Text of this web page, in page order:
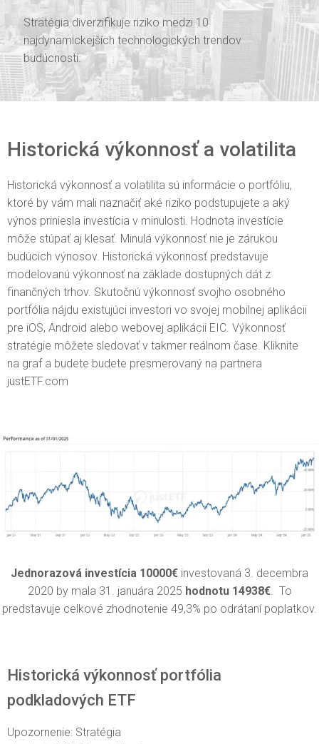
Stratégia diverzifikuje riziko medzi 10
najdynamickejších technologických trendov
budúcnosti.
Historická výkonnosť a volatilita
Historická výkonnosť a volatilita sú informácie o portfóliu,
ktoré by vám mali naznačiť aké riziko podstupujete a aký
výnos priniesla investícia v minulosti. Hodnota investície
môže stúpať aj klesať. Minulá výkonnosť nie je zárukou
budúcich výnosov. Historická výkonnosť predstavuje
modelovanú výkonnosť na základe dostupných dát z
finančných trhov. Skutočnú výkonnosť svojho osobného
portfólia nájdu existujúci investori vo svojej mobilnej aplikácii
pre iOS, Android alebo webovej aplikácii EIC. Výkonnosť
stratégie môžete sledovať v takmer reálnom čase. Kliknite
na graf a budete budete presmerovaný na partnera
justETF.com
Jednorazová investícia 10000€ investovaná 3. decembra
2020 by mala 31. januára 2025 hodnotu 14938€. To
predstavuje celkové zhodnotenie 49,3% po odrátaní poplatkov.
Historická výkonnosť portfólia
podkladových ETF
Upozornenie: Stratégia